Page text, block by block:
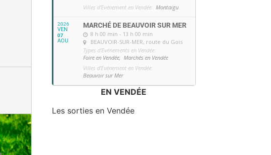
Villes d'Evénement en Vendée: Montaigu
2026
VEN
07
AOU
MARCHÉ DE BEAUVOIR SUR MER
8 h 00 min - 13 h 00 min
BEAUVOIR-SUR-MER, route du Gois
Types d'Evénements en Vendée:
Foire en Vendée, Marchés en Vendée
Villes d'Evénement en Vendée:
Beauvoir sur Mer
EN VENDÉE
Les sorties en Vendée